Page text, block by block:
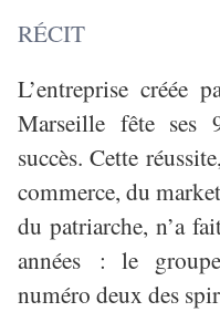
RÉCIT
L’entreprise créée
Marseille fête ses
succès. Cette
commerce, du
du patriarche, n’a
années : le
numéro deux des